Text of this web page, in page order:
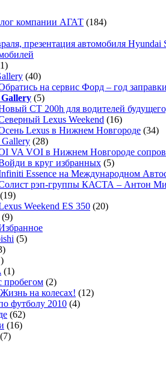
компании АГАТ (184)
презентация автомобиля Hyundai
(40)
на сервис Форд – год
(5)
CT 200h для водителей
Lexus Weekend (16)
Lexus в Нижнем Новгороде (34)
(28)
VA VOI в Нижнем Новгороде
в круг избранных (5)
Essence на Международном
рэп-группы КАСТА – Антон
(19)
Weekend ES 350 (20)
(9)
(5)
(1)
пробегом (2)
на колесах! (12)
футболу 2010 (4)
(62)
(16)
(7)